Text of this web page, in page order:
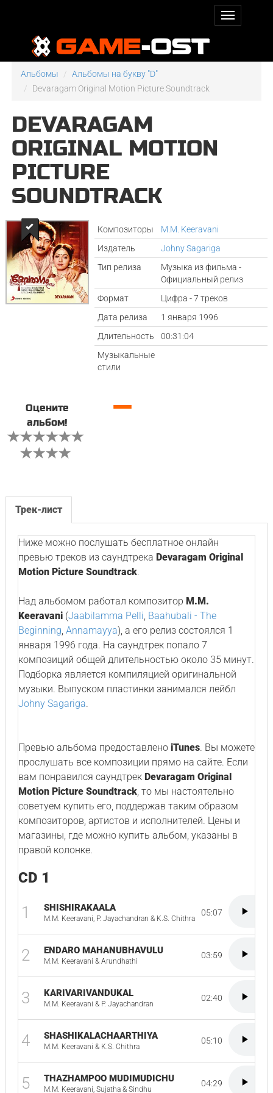
Альбомы
Альбомы на букву "D"
Devaragam Original Motion Picture Soundtrack
DEVARAGAM
ORIGINAL MOTION
PICTURE
SOUNDTRACK
Композиторы
M.M. Keeravani
Издатель
Johny Sagariga
Тип релиза
Музыка из фильма -
Официальный релиз
Формат
Цифра - 7 треков
Дата релиза
1 января 1996
Длительность
00:31:04
Музыкальные
стили
Оцените
альбом!
—
Трек-лист
Ниже можно послушать бесплатное онлайн
превью треков из саундтрека Devaragam Original
Motion Picture Soundtrack.
Над альбомом работал композитор M.M.
Keeravani(Jaabilamma Pelli, Baahubali - The
Beginning, Annamayya), а его релиз состоялся 1
января 1996 года. На саундтрек попало 7
композиций общей длительностью около 35 минут.
Подборка является компиляцией оригинальной
музыки. Выпуском пластинки занимался лейбл
Johny Sagariga.
Превью альбома предоставлено iTunes. Вы можете
прослушать все композиции прямо на сайте. Если
вам понравился саундтрек Devaragam Original
Motion Picture Soundtrack, то мы настоятельно
советуем купить его, поддержав таким образом
композиторов, артистов и исполнителей. Цены и
магазины, где можно купить альбом, указаны в
правой колонке.
CD 1
1 SHISHIRAKAALA
M.M. Keeravani, P. Jayachandran & K.S. Chithra
05:07
2 ENDARO MAHANUBHAVULU
M.M. Keeravani & Arundhathi
03:59
3 KARIVARIVANDUKAL
M.M. Keeravani & P. Jayachandran
02:40
4 SHASHIKALACHAARTHIYA
M.M. Keeravani & K.S. Chithra
05:10
5 THAZHAMPOO MUDIMUDICHU
M.M. Keeravani, Sujatha & Sindhu
04:29